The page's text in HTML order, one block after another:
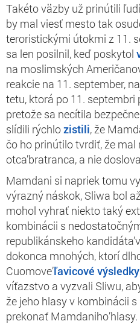
Takéto väzby už prinútili
by mal viesť mesto tak
teroristickými útokmi z 11.
sa len posilnil, keď poskytol
na moslimských
reakcie na 11. september,
tetu, ktorá po 11.
pretože sa necítila
slídili rýchlozistili, že
čo ho prinútilo tvrdiť, že
otca’bratranca, a nie
Mamdani si napriek tomu
výrazný náskok, Sliwa bol
mohol vyhrať niekto taký
kombinácii s
republikánskeho
dokonca mnohých, ktorí
Cuomove’ľavicové výsledky
víťazstvo a vyzvali Sliwu,
že jeho hlasy v kombinácii
prekonať Mamdaniho’hlasy.